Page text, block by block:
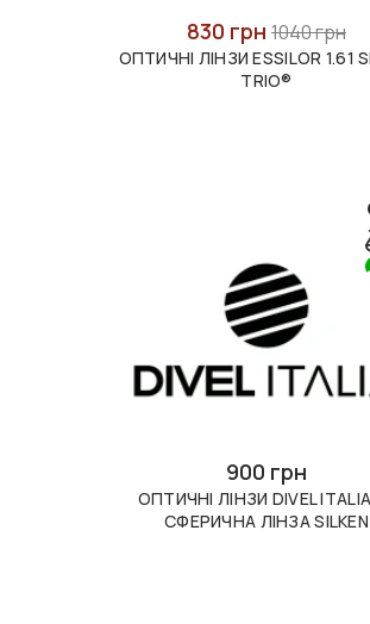
830 грн 1040 грн
ОПТИЧНІ ЛІНЗИ ESSILOR 1.61
TRIO®
900 грн
ОПТИЧНІ ЛІНЗИ DIVEL ITALIA
СФЕРИЧНА ЛІНЗА SILKEN